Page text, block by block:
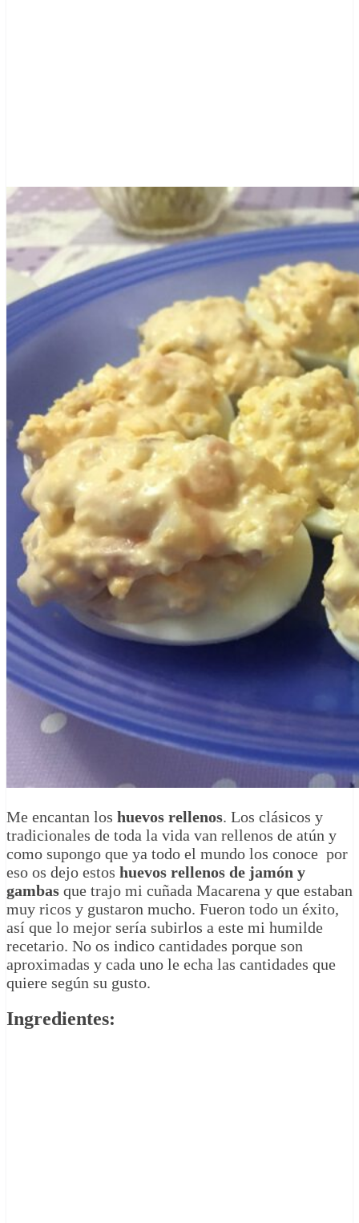
Me encantan los huevos rellenos. Los clásicos y
tradicionales de toda la vida van rellenos de atún y
como supongo que ya todo el mundo los conoce por
eso os dejo estos huevos rellenos de jamón y
gambas que trajo mi cuñada Macarena y que estaban
muy ricos y gustaron mucho. Fueron todo un éxito,
así que lo mejor sería subirlos a este mi humilde
recetario. No os indico cantidades porque son
aproximadas y cada uno le echa las cantidades que
quiere según su gusto.
Ingredientes: